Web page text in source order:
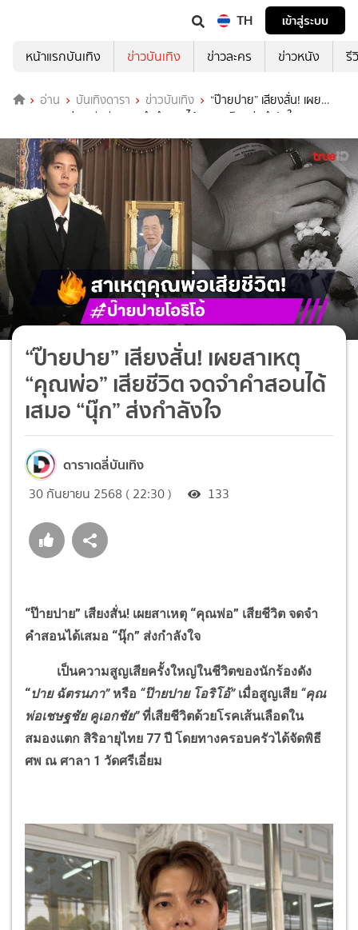
TH
เข้าสู่ระบบ
หน้าแรกบันเทิง
ข่าวบันเทิง ข่าวละคร ข่าวหนัง รี
อ่าน บันเทิงดารา ข่าวบันเทิง
“ป๊ายปาย” เสียงสั่น! เผย
สาเหตุ “คุณพ่อ” เสียชีวิต จดจำคำสอนได้เสมอ “นุ๊ก” ส่งกำลังใจ
“ป๊ายปาย” เสียงสั่น! เผยสาเหตุ
“คุณพ่อ” เสียชีวิต จดจำคำสอนได้
เสมอ “นุ๊ก” ส่งกำลังใจ
ดาราเดลี่บันเทิง
30 กันยายน 2568 ( 22:30 ) 133
“ป๊ายปาย” เสียงสั่น! เผยสาเหตุ “คุณพ่อ” เสียชีวิต จดจำ
คำสอนได้เสมอ “นุ๊ก” ส่งกำลังใจ
เป็นความสูญเสียครั้งใหญ่ในชีวิตของนักร้องดัง
“ปาย ฉัตรนภา” หรือ “ป๊ายปาย โอริโอ้” เมื่อสูญเสีย “คุณ
พ่อเชษฐชัย คูเอกชัย”ที่เสียชีวิตด้วยโรคเส้นเลือดใน
สมองแตก สิริอายุไทย 77 ปี โดยทางครอบครัวได้จัดพิธี
ศพ ณ ศาลา 1 วัดศรีเอี่ยม